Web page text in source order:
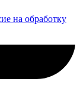
на обработку